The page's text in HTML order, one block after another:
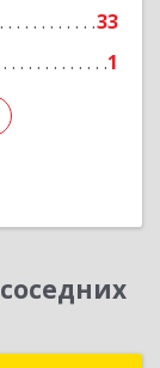
33
1